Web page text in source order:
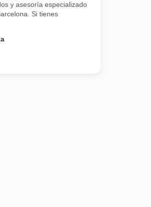
y asesoría especializado
Si tienes